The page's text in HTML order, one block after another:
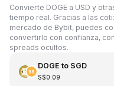
Convierte DOGE a USD y
tiempo real. Gracias a las
mercado de Bybit, puedes
convertirlo con confianza,
spreads ocultos.
DOGE to SGD
S$0.09